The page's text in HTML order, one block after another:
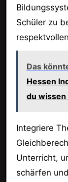
Schüler zu
Das
Hessen
du wissen
Integriere
Unterricht,
schärfen